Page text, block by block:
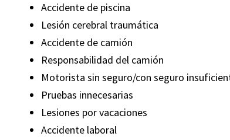
Accidente de piscina
Lesión cerebral traumática
Accidente de camión
Responsabilidad del camión
Motorista sin seguro/con seguro
Pruebas innecesarias
Lesiones por vacaciones
Accidente laboral“Estuve involucrado en un